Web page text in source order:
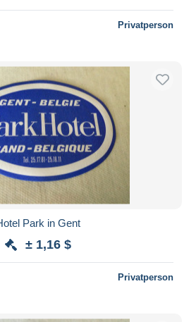
Privatperson
Park in Gent
± 1,16 $
Privatperson